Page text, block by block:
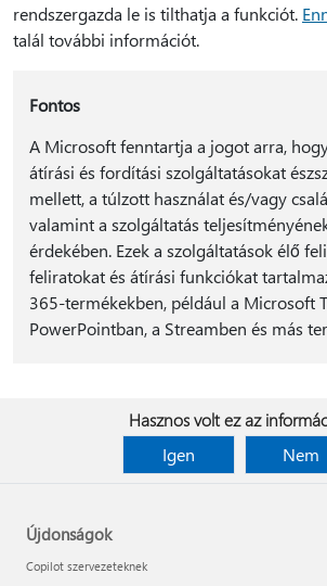
rendszergazda le is tilthatja a funkciót.
talál további információt.
Fontos
A Microsoft fenntartja a jogot arra,
átírási és fordítási szolgáltatásokat
mellett, a túlzott használat és/vagy
valamint a szolgáltatás
érdekében. Ezek a szolgáltatások élő
feliratokat és átírási funkciókat
365-termékekben, például a Microsoft
PowerPointban, a Streamben és más
Hasznos volt ez az
Igen
Nem
Újdonságok
Copilot szervezeteknek